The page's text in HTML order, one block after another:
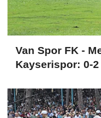
Van Spor FK -
Kayserispor: 0-2